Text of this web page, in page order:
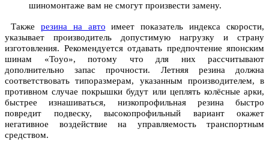
шиномонтаже вам не смогут произвести замену.
Также резина на авто имеет показатель индекса скорости,
указывает производитель допустимую нагрузку и страну
изготовления. Рекомендуется отдавать предпочтение японским
шинам «Toyo», потому что для них рассчитывают
дополнительно запас прочности. Летняя резина должна
соответствовать типоразмерам, указанным производителем, в
противном случае покрышки будут или цеплять колёсные арки,
быстрее изнашиваться, низкопрофильная резина быстро
повредит подвеску, высокопрофильный вариант окажет
негативное воздействие на управляемость транспортным
средством.